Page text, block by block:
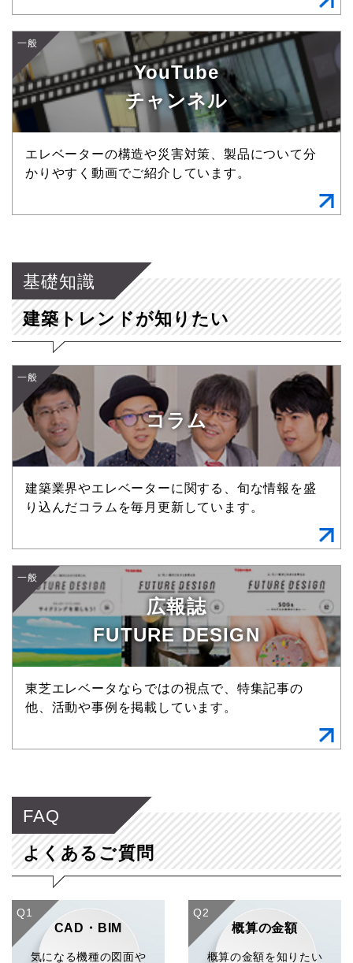
YouTube
チャンネル
一般
エレベーターの構造や災害対策、製品について分
かりやすく動画でご紹介しています。
基礎知識
建築トレンドが知りたい
コラム
一般
建築業界やエレベーターに関する、旬な情報を盛
り込んだコラムを毎月更新しています。
広報誌
FUTURE DESIGN
一般
東芝エレベータならではの視点で、特集記事の
他、活動や事例を掲載しています。
FAQ
よくあるご質問
CAD・BIM
気になる機種の図面や
Q1
概算の金額
概算の金額を知りたい
Q2